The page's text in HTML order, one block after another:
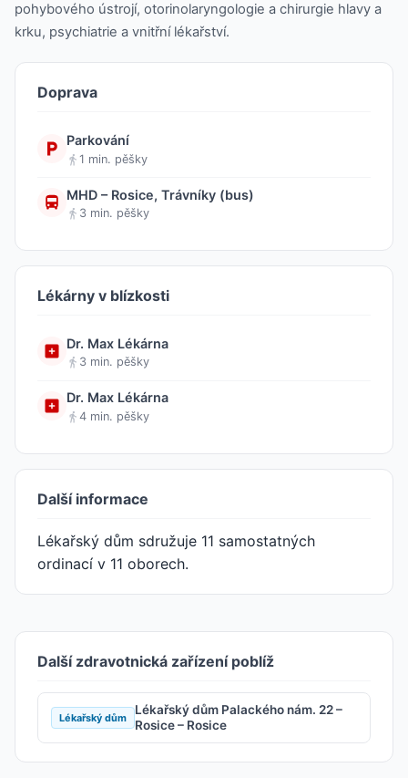
pohybového ústrojí, otorinolaryngologie a chirurgie hlavy a
krku, psychiatrie a vnitřní lékařství.
Doprava
Parkování
1 min. pěšky
MHD – Rosice, Trávníky (bus)
3 min. pěšky
Lékárny v blízkosti
Dr. Max Lékárna
3 min. pěšky
Dr. Max Lékárna
4 min. pěšky
Další informace
Lékařský dům sdružuje 11 samostatných
ordinací v 11 oborech.
Další zdravotnická zařízení poblíž
Lékařský dům
Lékařský dům Palackého nám. 22 –
Rosice – Rosice